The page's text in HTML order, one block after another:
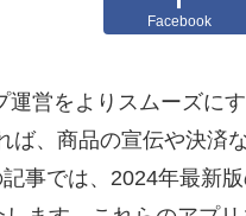
Facebook
運営をよりスムーズに
ば、商品の宣伝や決済
事では、2024年最新